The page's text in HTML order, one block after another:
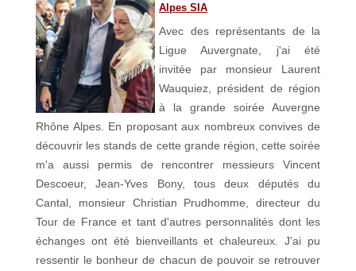
Alpes SIA
Avec des représentants de la
Ligue Auvergnate, j'ai été
invitée par monsieur Laurent
Wauquiez, président de région
à la grande soirée Auvergne
Rhône Alpes. En proposant aux nombreux convives de
découvrir les stands de cette grande région, cette soirée
m'a aussi permis de rencontrer messieurs Vincent
Descoeur, Jean-Yves Bony, tous deux députés du
Cantal, monsieur Christian Prudhomme, directeur du
Tour de France et tant d'autres personnalités dont les
échanges ont été bienveillants et chaleureux. J'ai pu
ressentir le bonheur de chacun de pouvoir se retrouver